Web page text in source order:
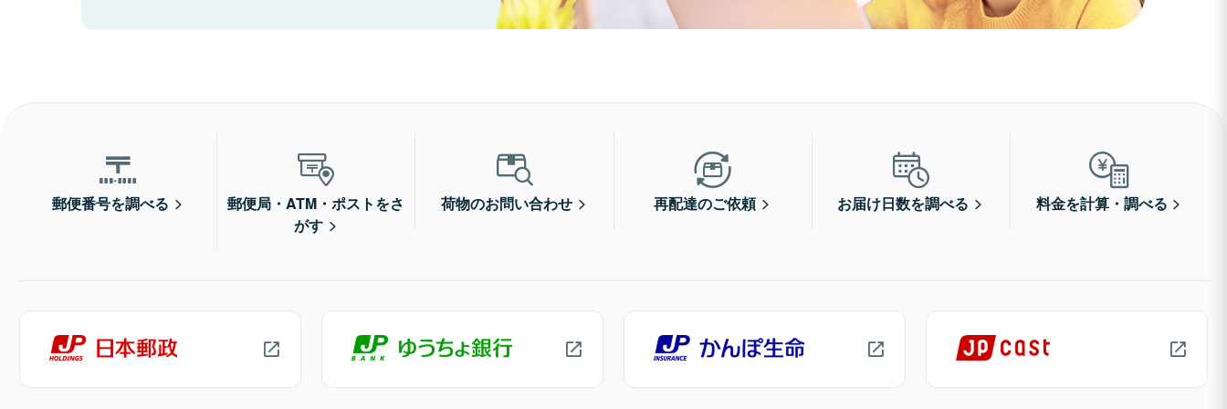
郵便番号を調べる
郵便局・ATM・ポストをさ
がす
荷物のお問い合わせ 再配達のご依頼 お届け日数を調べる 料金を計算・調べる